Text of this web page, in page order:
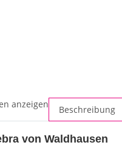
anzeigen Beschreibung
von Waldhausen